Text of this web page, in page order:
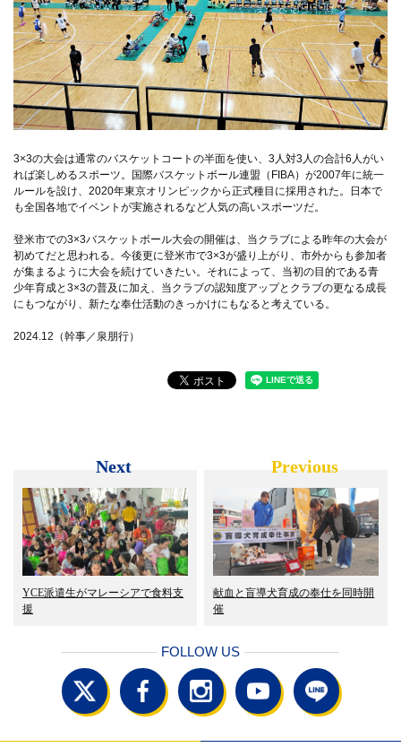
3×3の大会は通常のバスケットコートの半面を使い、3人対3人の合計6人がい
れば楽しめるスポーツ。国際バスケットボール連盟（FIBA）が2007年に統一
ルールを設け、2020年東京オリンピックから正式種目に採用された。日本で
も全国各地でイベントが実施されるなど人気の高いスポーツだ。
登米市での3×3バスケットボール大会の開催は、当クラブによる昨年の大会が
初めてだと思われる。今後更に登米市で3×3が盛り上がり、市外からも参加者
が集まるように大会を続けていきたい。それによって、当初の目的である青
少年育成と3×3の普及に加え、当クラブの認知度アップとクラブの更なる成長
にもつながり、新たな奉仕活動のきっかけにもなると考えている。
2024.12（幹事／泉朋行）
Next
YCE派遣生がマレーシアで食料支
援
Previous
献血と盲導犬育成の奉仕を同時開
催
FOLLOW US